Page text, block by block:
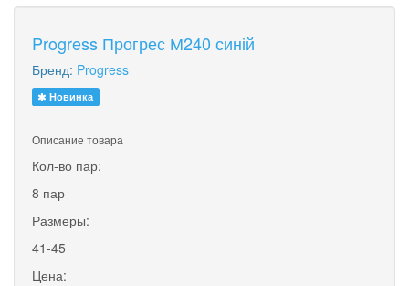
Progress Прогрес М240 синій
Бренд: Progress
Новинка
Описание товара
Кол-во пар:
8 пар
Размеры:
41-45
Цена: